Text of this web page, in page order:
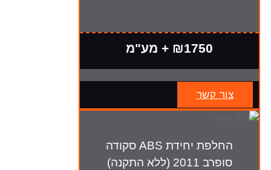
₪1750 + מע"מ
צור קשר
החלפת יחידת ABS סקודה
סופרב 2011 (ללא התקנה)